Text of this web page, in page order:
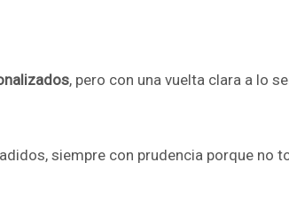
, pero con una vuelta clara a lo
siempre con prudencia porque no